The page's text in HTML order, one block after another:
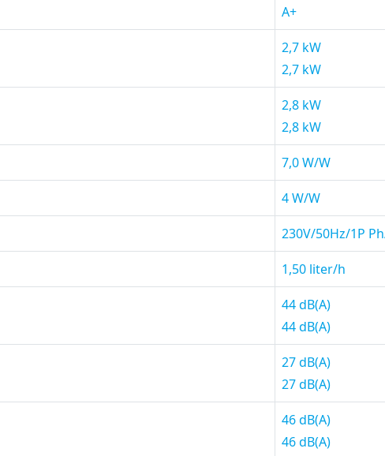
A+
2,7 kW
2,7 kW
2,8 kW
2,8 kW
7,0 W/W
4 W/W
230V/50Hz/1P
1,50 liter/h
44 dB(A)
44 dB(A)
27 dB(A)
27 dB(A)
46 dB(A)
46 dB(A)